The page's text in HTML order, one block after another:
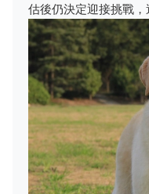
估後仍決定迎接挑戰，